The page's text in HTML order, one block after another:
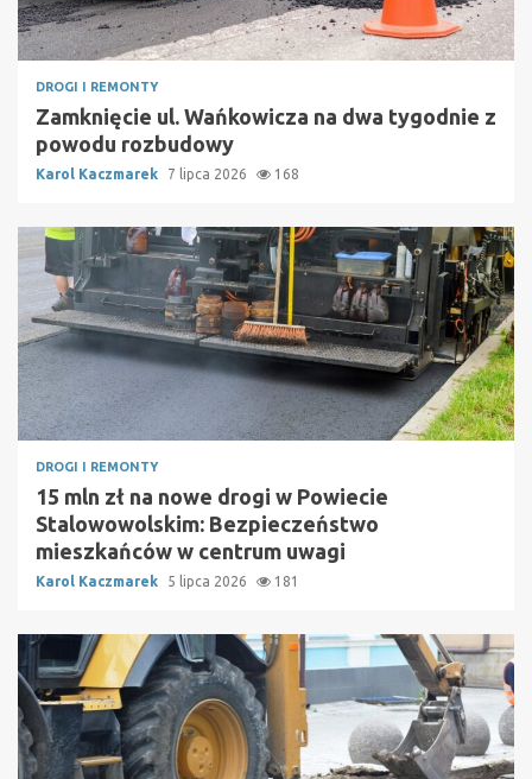
DROGI I REMONTY
Zamknięcie ul. Wańkowicza na dwa tygodnie z
powodu rozbudowy
Karol Kaczmarek 7 lipca 2026 168
DROGI I REMONTY
15 mln zł na nowe drogi w Powiecie
Stalowowolskim: Bezpieczeństwo
mieszkańców w centrum uwagi
Karol Kaczmarek 5 lipca 2026 181